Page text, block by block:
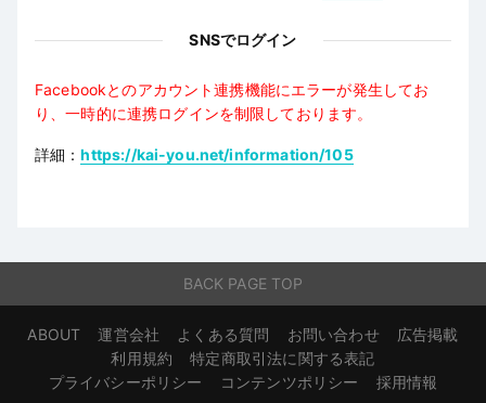
SNSでログイン
Facebookとのアカウント連携機能にエラーが発生してお
り、一時的に連携ログインを制限しております。
詳細：https://kai-you.net/information/105
BACK PAGE TOP
ABOUT 運営会社 よくある質問 お問い合わせ
広告掲載
利用規約
特定商取引法に関する表記
プライバシーポリシー
コンテンツポリシー 採用情報